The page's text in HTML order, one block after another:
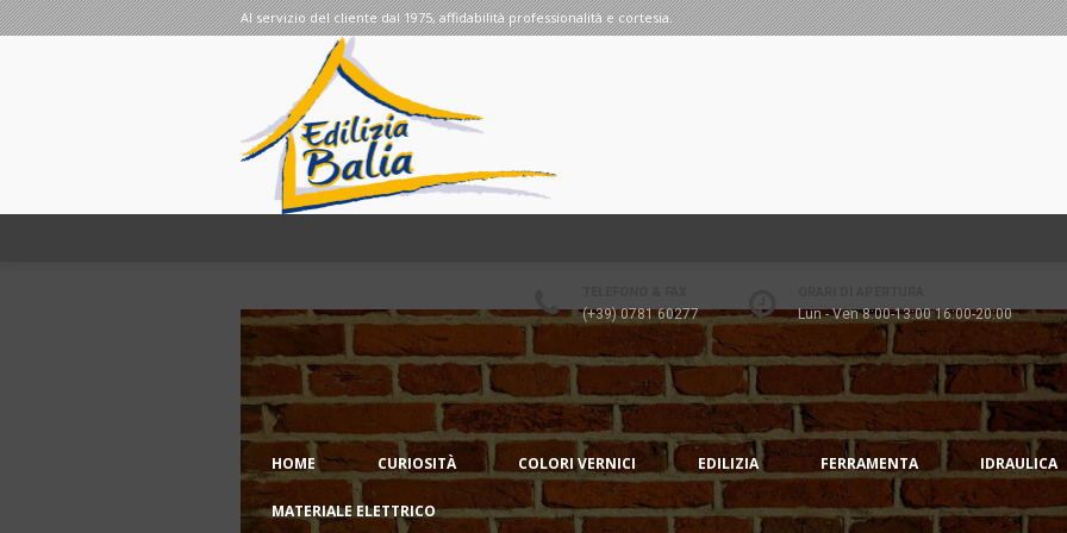
Al servizio del cliente dal 1975, affidabilità professionalità e cortesia.
(+39) 0781 60277 Lun - Ven 8:00-13:00 16:00-20:00
HOME CURIOSITÀ COLORI VERNICI EDILIZIA FERRAMENTA IDRAULICA
MATERIALE ELETTRICO